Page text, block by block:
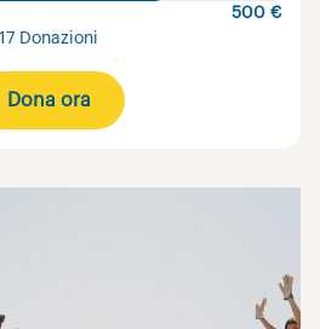
500 €
17 Donazioni
Dona ora